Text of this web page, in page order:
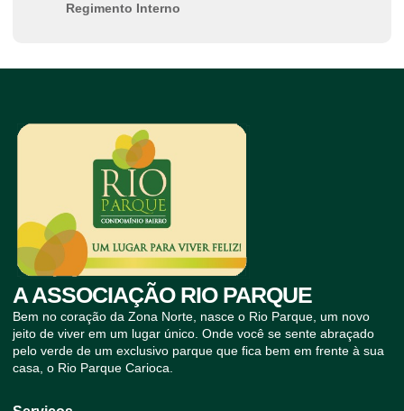
Regimento Interno
A ASSOCIAÇÃO RIO PARQUE
Bem no coração da Zona Norte, nasce o Rio Parque, um novo
jeito de viver em um lugar único. Onde você se sente abraçado
pelo verde de um exclusivo parque que fica bem em frente à sua
casa, o Rio Parque Carioca.